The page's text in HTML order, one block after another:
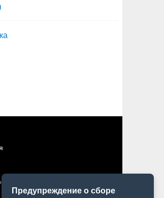
ул. Разъездная, 10, оф. 5
Предупреждение о сборе